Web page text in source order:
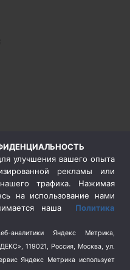
улучшения вашего опыта
рекламы или
трафика. Нажимая
на использование нами
наша Политика
аналитики Яндекс Метрика,
119021, Россия, Москва, ул.
Яндекс Метрика использует